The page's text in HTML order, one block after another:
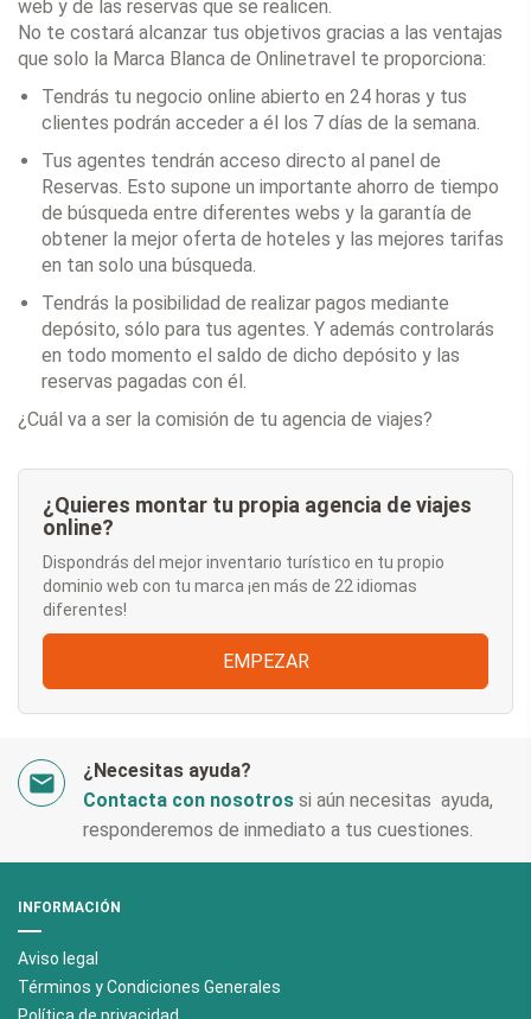
web y de las reservas que se realicen.
No te costará alcanzar tus objetivos gracias a las ventajas
que solo la Marca Blanca de Onlinetravel te proporciona:
Tendrás tu negocio online abierto en 24 horas y tus
clientes podrán acceder a él los 7 días de la semana.
Tus agentes tendrán acceso directo al panel de
Reservas. Esto supone un importante ahorro de tiempo
de búsqueda entre diferentes webs y la garantía de
obtener la mejor oferta de hoteles y las mejores tarifas
en tan solo una búsqueda.
Tendrás la posibilidad de realizar pagos mediante
depósito, sólo para tus agentes. Y además controlarás
en todo momento el saldo de dicho depósito y las
reservas pagadas con él.
¿Cuál va a ser la comisión de tu agencia de viajes?
¿Quieres montar tu propia agencia de viajes
online?
Dispondrás del mejor inventario turístico en tu propio
dominio web con tu marca ¡en más de 22 idiomas
diferentes!
EMPEZAR
¿Necesitas ayuda?
Contacta con nosotros si aún necesitas ayuda,
responderemos de inmediato a tus cuestiones.
INFORMACIÓN
Aviso legal
Términos y Condiciones Generales